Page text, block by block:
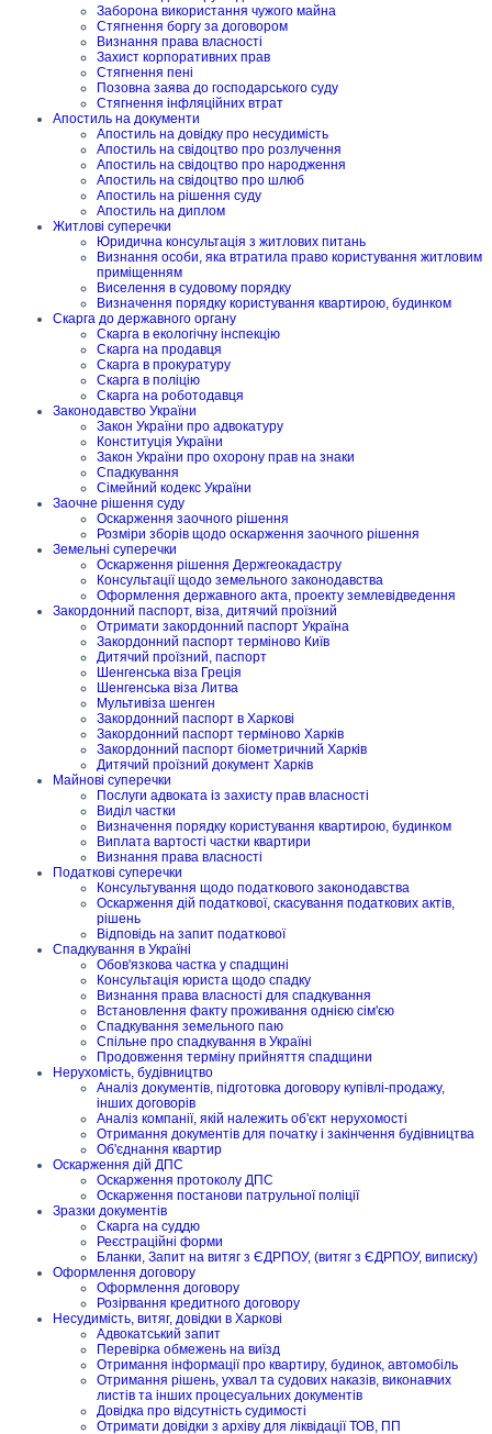
Заборона використання чужого майна
Стягнення боргу за договором
Визнання права власності
Захист корпоративних прав
Стягнення пені
Позовна заява до господарського суду
Стягнення інфляційних втрат
Апостиль на документи
Апостиль на довідку про несудимість
Апостиль на свідоцтво про розлучення
Апостиль на свідоцтво про народження
Апостиль на свідоцтво про шлюб
Апостиль на рішення суду
Апостиль на диплом
Житлові суперечки
Юридична консультація з житлових питань
Визнання особи, яка втратила право користування житловим
приміщенням
Виселення в судовому порядку
Визначення порядку користування квартирою, будинком
Скарга до державного органу
Скарга в екологічну інспекцію
Скарга на продавця
Скарга в прокуратуру
Скарга в поліцію
Скарга на роботодавця
Законодавство України
Закон України про адвокатуру
Конституція України
Закон України про охорону прав на знаки
Спадкування
Сімейний кодекс України
Заочне рішення суду
Оскарження заочного рішення
Розміри зборів щодо оскарження заочного рішення
Земельні суперечки
Оскарження рішення Держгеокадастру
Консультації щодо земельного законодавства
Оформлення державного акта, проекту землевідведення
Закордонний паспорт, віза, дитячий проїзний
Отримати закордонний паспорт Україна
Закордонний паспорт терміново Київ
Дитячий проїзний, паспорт
Шенгенська віза Греція
Шенгенська віза Литва
Мультивіза шенген
Закордонний паспорт в Харкові
Закордонний паспорт терміново Харків
Закордонний паспорт біометричний Харків
Дитячий проїзний документ Харків
Майнові суперечки
Послуги адвоката із захисту прав власності
Виділ частки
Визначення порядку користування квартирою, будинком
Виплата вартості частки квартири
Визнання права власності
Податкові суперечки
Консультування щодо податкового законодавства
Оскарження дій податкової, скасування податкових актів,
рішень
Відповідь на запит податкової
Спадкування в Україні
Обов'язкова частка у спадщині
Консультація юриста щодо спадку
Визнання права власності для спадкування
Встановлення факту проживання однією сім'єю
Спадкування земельного паю
Спільне про спадкування в Україні
Продовження терміну прийняття спадщини
Нерухомість, будівництво
Аналіз документів, підготовка договору купівлі-продажу,
інших договорів
Аналіз компанії, якій належить об'єкт нерухомості
Отримання документів для початку і закінчення будівництва
Об'єднання квартир
Оскарження дій ДПС
Оскарження протоколу ДПС
Оскарження постанови патрульної поліції
Зразки документів
Скарга на суддю
Реєстраційні форми
Бланки, Запит на витяг з ЄДРПОУ, (витяг з ЄДРПОУ, виписку)
Оформлення договору
Оформлення договору
Розірвання кредитного договору
Несудимість, витяг, довідки в Харкові
Адвокатський запит
Перевірка обмежень на виїзд
Отримання інформації про квартиру, будинок, автомобіль
Отримання рішень, ухвал та судових наказів, виконавчих
листів та інших процесуальних документів
Довідка про відсутність судимості
Отримати довідки з архіву для ліквідації ТОВ, ПП